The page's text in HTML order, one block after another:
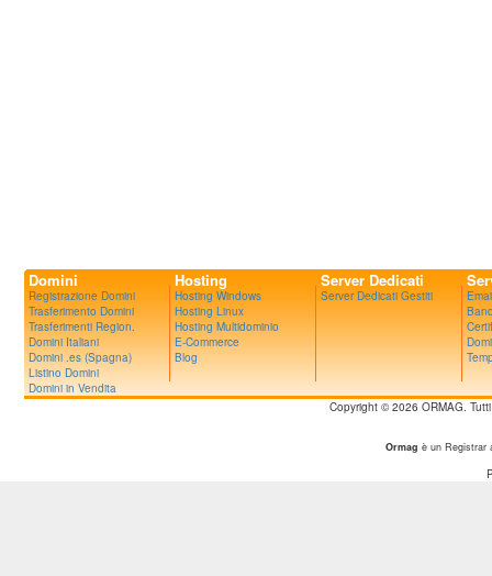
Domini Hosting Server Dedicati
Registrazione Domini
Trasferimento Domini
Trasferimenti Region.
Domini Italiani
Domini .es (Spagna)
Listino Domini
Domini in Vendita
Hosting Windows
Hosting Linux
Hosting Multidominio
E-Commerce
Blog
Server Dedicati Gestiti
Copyright © 2026 ORMAG.
Ormag è un Registrar